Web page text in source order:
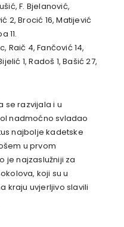
F. Bjelanović,
2, Brocić 16, Matijević
11.
Raič 4, Fančović 14,
1, Radoš 1, Bašić 27,
se razvijala i u
nadmoćno svladao
najbolje kadetske
u prvom
je najzaslužniji za
koji su u
kraju uvjerljivo slavili